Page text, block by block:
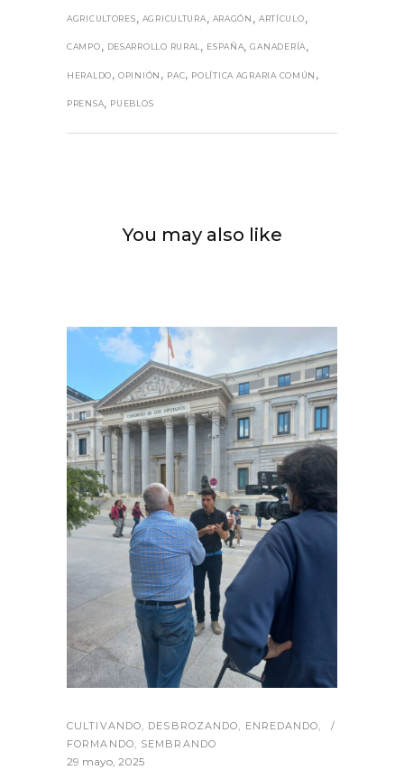
AGRICULTORES, AGRICULTURA, ARAGÓN , ARTÍCULO,
CAMPO, DESARROLLO RURAL, ESPAÑA,GANADERÍA,
HERALDO,OPINIÓN , PAC, POLÍTICA AGRARIA COMÚN ,
PRENSA, PUEBLOS
You may also like
CULTIVANDO, DESBROZANDO, ENREDANDO,
FORMANDO, SEMBRANDO
29 mayo, 2025